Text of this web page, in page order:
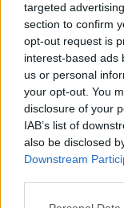
targeted
section to confirm
opt-out request is
interest-based ads
us or personal
your opt-out. You
disclosure of your
IAB’s list of
also be disclosed
Downstream
Do braci
Jarosław
Marihuana